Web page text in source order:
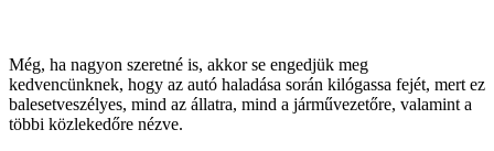
Még, ha nagyon szeretné is, akkor se engedjük meg
kedvencünknek, hogy az autó haladása során kilógassa fejét, mert ez
balesetveszélyes, mind az állatra, mind a járművezetőre, valamint a
többi közlekedőre nézve.